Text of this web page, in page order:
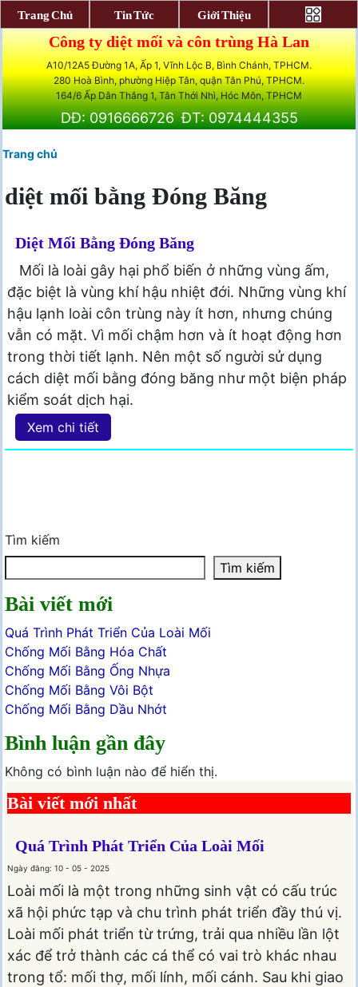
Công ty diệt mối và côn trùng Hà Lan
A10/12A5 Đường 1A, Ấp 1, Vĩnh Lộc B, Bình Chánh, TPHCM.
280 Hoà Bình, phường Hiệp Tân, quận Tân Phú, TPHCM.
164/6 Ấp Dân Thắng 1, Tân Thới Nhì, Hóc Môn, TPHCM
DĐ: 0916666726 ĐT: 0974444355
Trang chủ
diệt mối bằng Đóng Băng
Diệt Mối Bằng Đóng Băng
Mối là loài gây hại phổ biến ở những vùng ấm,
đặc biệt là vùng khí hậu nhiệt đới. Những vùng khí
hậu lạnh loài côn trùng này ít hơn, nhưng chúng
vẫn có mặt. Vì mối chậm hơn và ít hoạt động hơn
trong thời tiết lạnh. Nên một số người sử dụng
cách diệt mối bằng đóng băng như một biện pháp
kiểm soát dịch hại.
Xem chi tiết
Tìm kiếm
Tìm kiếm
Bài viết mới
Quá Trình Phát Triển Của Loài Mối
Chống Mối Bằng Hóa Chất
Chống Mối Bằng Ống Nhựa
Chống Mối Bằng Vôi Bột
Chống Mối Bằng Dầu Nhớt
Bình luận gần đây
Không có bình luận nào để hiển thị.
Bài viết mới nhất
Quá Trình Phát Triển Của Loài Mối
Ngày đăng: 10 - 05 - 2025
Loài mối là một trong những sinh vật có cấu trúc
xã hội phức tạp và chu trình phát triển đầy thú vị.
Loài mối phát triển từ trứng, trải qua nhiều lần lột
xác để trở thành các cá thể có vai trò khác nhau
trong tổ: mối thợ, mối lính, mối cánh. Sau khi giao
Trang Chủ Tin Tức Giới Thiệu